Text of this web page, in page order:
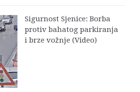
Sigurnost Sjenice: Borba
protiv bahatog parkiranja
i brze vožnje (Video)